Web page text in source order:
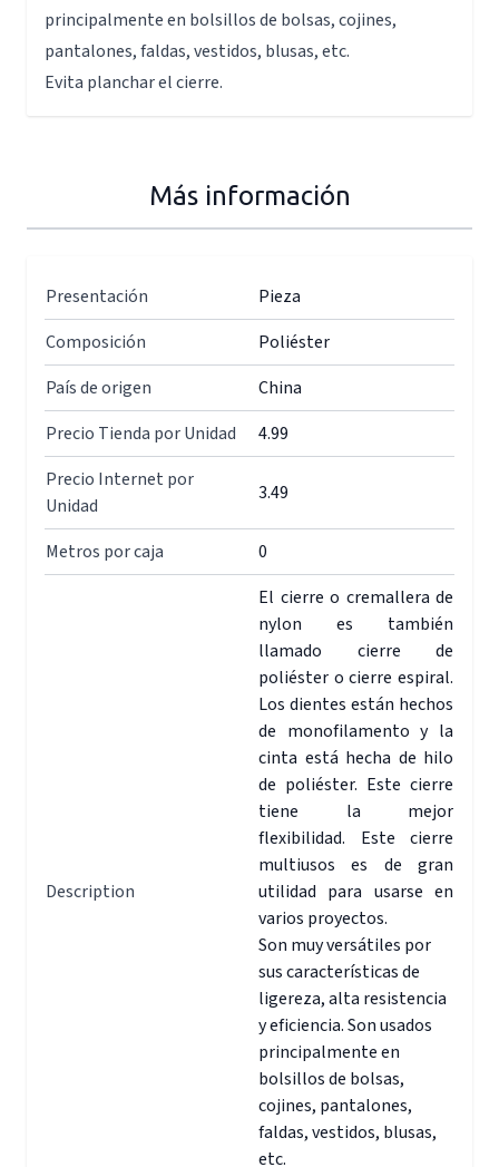
principalmente en bolsillos de bolsas, cojines,
pantalones, faldas, vestidos, blusas, etc.
Evita planchar el cierre.
Más información
Presentación
Pieza
Composición
Poliéster
País de origen
China
Precio Tienda por Unidad
4.99
Precio Internet por
Unidad
3.49
Metros por caja 0
Description
El cierre o cremallera de
nylon es también
llamado cierre de
poliéster o cierre espiral.
Los dientes están hechos
de monofilamento y la
cinta está hecha de hilo
de poliéster. Este cierre
tiene la mejor
flexibilidad. Este cierre
multiusos es de gran
utilidad para usarse en
varios proyectos.
Son muy versátiles por
sus características de
ligereza, alta resistencia
y eficiencia. Son usados
principalmente en
bolsillos de bolsas,
cojines, pantalones,
faldas, vestidos, blusas,
etc.